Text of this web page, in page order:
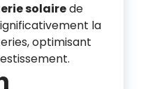
solairede
la
optimisant